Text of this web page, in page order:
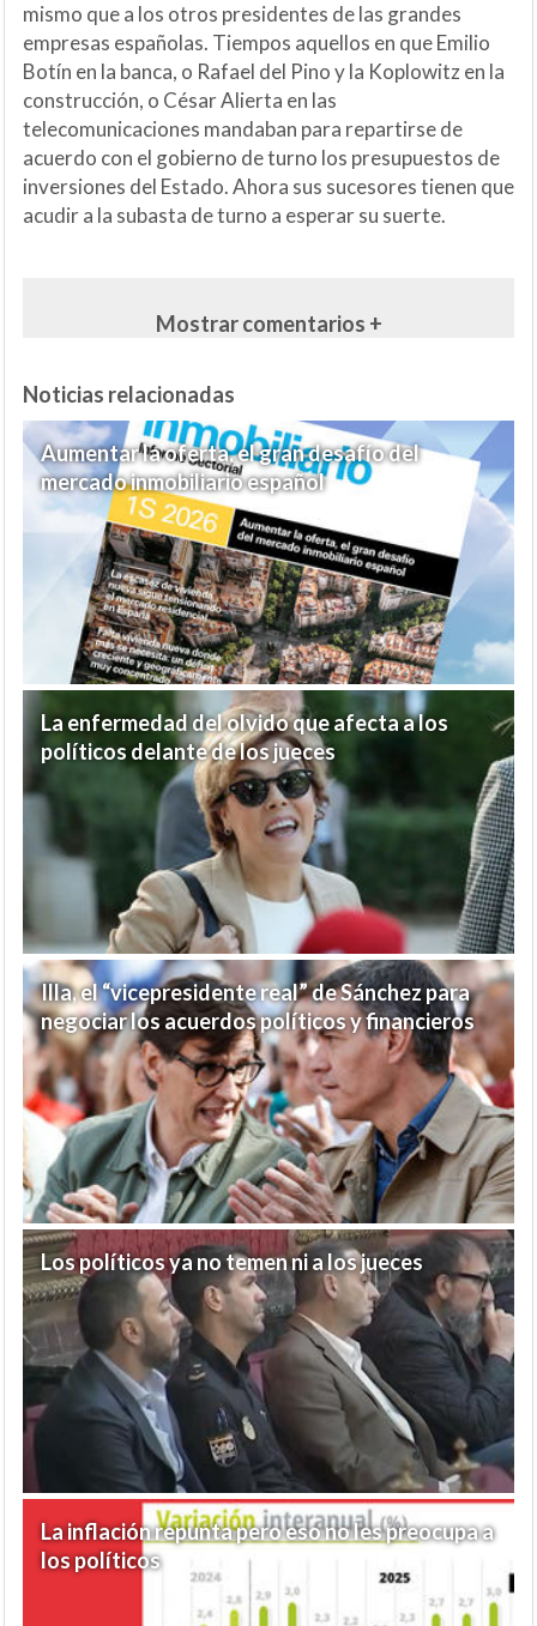
mismo que a los otros presidentes de las grandes
empresas españolas. Tiempos aquellos en que Emilio
Botín en la banca, o Rafael del Pino y la Koplowitz en la
construcción, o César Alierta en las
telecomunicaciones mandaban para repartirse de
acuerdo con el gobierno de turno los presupuestos de
inversiones del Estado. Ahora sus sucesores tienen que
acudir a la subasta de turno a esperar su suerte.
Mostrar comentarios +
Noticias relacionadas
Aumentar la oferta, el gran desafío del
mercado inmobiliario español
La enfermedad del olvido que afecta a los
políticos delante de los jueces
Illa, el “vicepresidente real” de Sánchez para
negociar los acuerdos políticos y financieros
Los políticos ya no temen ni a los jueces
La inflación repunta pero eso no les preocupa a
los políticos